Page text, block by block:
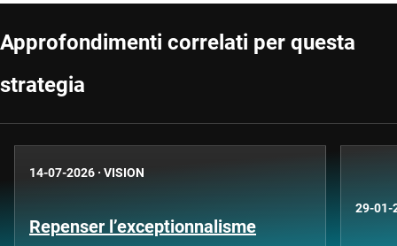
Approfondimenti correlati per questa
strategia
14-07-2026 · VISION
Repenser l’exceptionnalisme
29-01-